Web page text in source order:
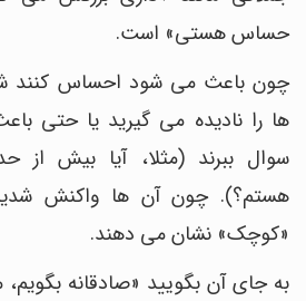
حساس هستی» است.
چون باعث می شود احساس کنند
ها را نادیده می گیرید یا حتی
سوال ببرند (مثلا، آیا بیش
هستم؟). چون آن ها واکنش
«کوچک» نشان می دهند.
به جای آن بگویید «صادقانه